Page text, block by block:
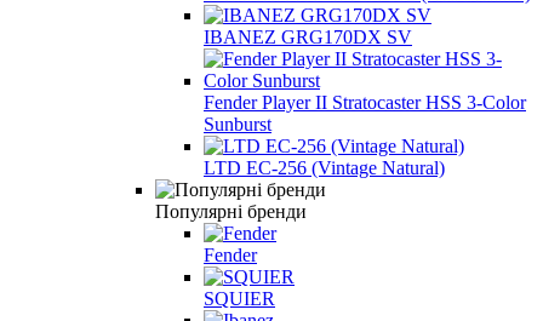
IBANEZ GRG170DX SV
Fender Player II Stratocaster HSS 3-Color
Sunburst
LTD EC-256 (Vintage Natural)
Популярні бренди
Fender
SQUIER